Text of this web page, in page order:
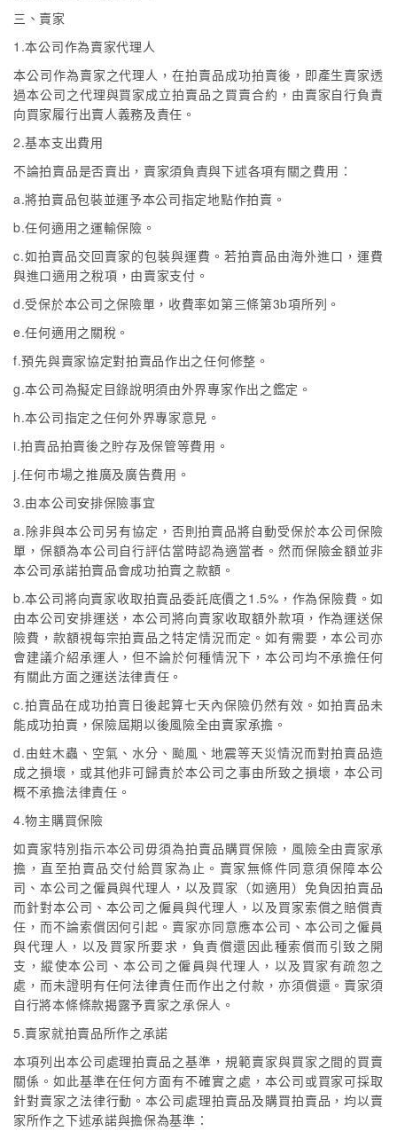
三、賣家
1.本公司作為賣家代理人
本公司作為賣家之代理人，在拍賣品成功拍賣後，即產生賣家透
過本公司之代理與買家成立拍賣品之買賣合約，由賣家自行負責
向買家履行出賣人義務及責任。
2.基本支出費用
不論拍賣品是否賣出，賣家須負責與下述各項有關之費用：
a.將拍賣品包裝並運予本公司指定地點作拍賣。
b.任何適用之運輸保險。
c.如拍賣品交回賣家的包裝與運費。若拍賣品由海外進口，運費
與進口適用之稅項，由賣家支付。
d.受保於本公司之保險單，收費率如第三條第3b項所列。
e.任何適用之關稅。
f.預先與賣家協定對拍賣品作出之任何修整。
g.本公司為擬定目錄說明須由外界專家作出之鑑定。
h.本公司指定之任何外界專家意見。
i.拍賣品拍賣後之貯存及保管等費用。
j.任何市場之推廣及廣告費用。
3.由本公司安排保險事宜
a.除非與本公司另有協定，否則拍賣品將自動受保於本公司保險
單，保額為本公司自行評估當時認為適當者。然而保險金額並非
本公司承諾拍賣品會成功拍賣之款額。
b.本公司將向賣家收取拍賣品委託底價之1.5%，作為保險費。如
由本公司安排運送，本公司將向賣家收取額外款項，作為運送保
險費，款額視每宗拍賣品之特定情況而定。如有需要，本公司亦
會建議介紹承運人，但不論於何種情況下，本公司均不承擔任何
有關此方面之運送法律責任。
c.拍賣品在成功拍賣日後起算七天內保險仍然有效。如拍賣品未
能成功拍賣，保險屆期以後風險全由賣家承擔。
d.由蛀木蟲、空氣、水分、颱風、地震等天災情況而對拍賣品造
成之損壞，或其他非可歸責於本公司之事由所致之損壞，本公司
概不承擔法律責任。
4.物主購買保險
如賣家特別指示本公司毋須為拍賣品購買保險，風險全由賣家承
擔，直至拍賣品交付給買家為止。賣家無條件同意須保障本公
司、本公司之僱員與代理人，以及買家（如適用）免負因拍賣品
而針對本公司、本公司之僱員與代理人，以及買家索償之賠償責
任，而不論索償因何引起。賣家亦同意應本公司、本公司之僱員
與代理人，以及買家所要求，負責償還因此種索償而引致之開
支，縱使本公司、本公司之僱員與代理人，以及買家有疏忽之
處，而未證明有任何法律責任而作出之付款，亦須償還。賣家須
自行將本條條款揭露予賣家之承保人。
5.賣家就拍賣品所作之承諾
本項列出本公司處理拍賣品之基準，規範賣家與買家之間的買賣
關係。如此基準在任何方面有不確實之處，本公司或買家可採取
針對賣家之法律行動。本公司處理拍賣品及購買拍賣品，均以賣
家所作之下述承諾與擔保為基準：